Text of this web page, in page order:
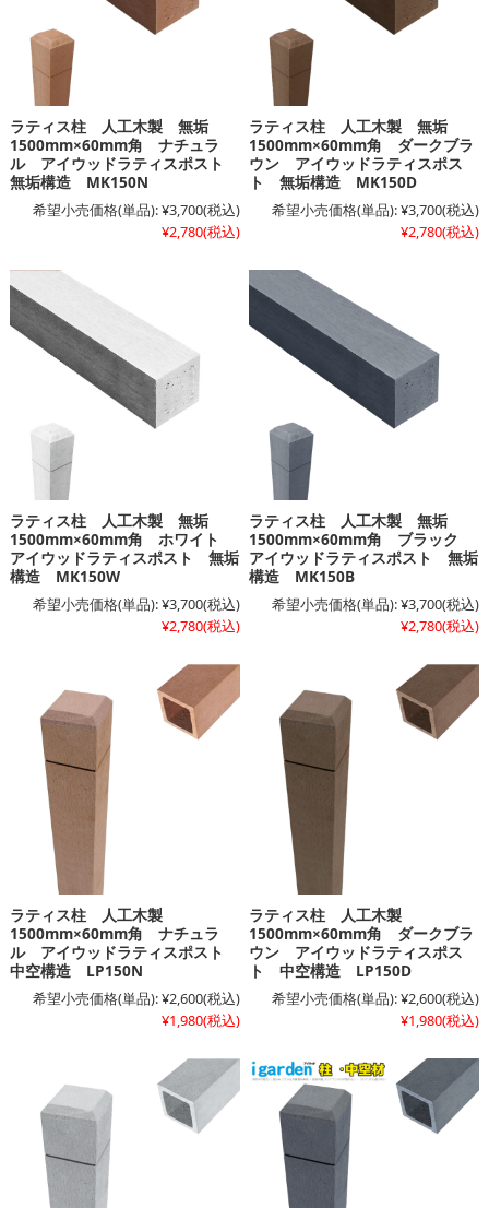
ラティス柱 人工木製 無垢
1500mm×60mm角 ナチュラ
ル アイウッドラティスポスト
無垢構造 MK150N
希望小売価格(単品):¥3,700(税込)
¥2,780(税込)
ラティス柱 人工木製 無垢
1500mm×60mm角 ダークブラ
ウン アイウッドラティスポス
ト 無垢構造 MK150D
希望小売価格(単品):¥3,700(税込)
¥2,780(税込)
ラティス柱 人工木製 無垢
1500mm×60mm角 ホワイト
アイウッドラティスポスト 無垢
構造 MK150W
希望小売価格(単品):¥3,700(税込)
¥2,780(税込)
ラティス柱 人工木製 無垢
1500mm×60mm角 ブラック
アイウッドラティスポスト 無垢
構造 MK150B
希望小売価格(単品):¥3,700(税込)
¥2,780(税込)
ラティス柱 人工木製
1500mm×60mm角 ナチュラ
ル アイウッドラティスポスト
中空構造 LP150N
希望小売価格(単品):¥2,600(税込)
¥1,980(税込)
ラティス柱 人工木製
1500mm×60mm角 ダークブラ
ウン アイウッドラティスポス
ト 中空構造 LP150D
希望小売価格(単品):¥2,600(税込)
¥1,980(税込)